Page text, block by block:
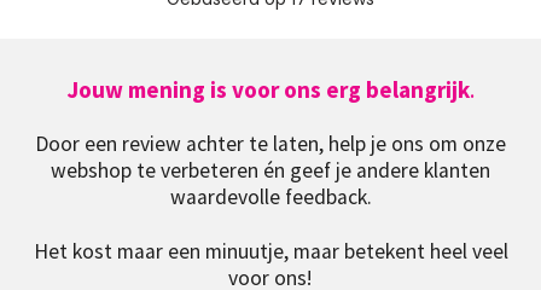
Jouw mening is voor ons erg belangrijk.
Door een review achter te laten, help je ons om onze
webshop te verbeteren én geef je andere klanten
waardevolle feedback.
Het kost maar een minuutje, maar betekent heel veel
voor ons!